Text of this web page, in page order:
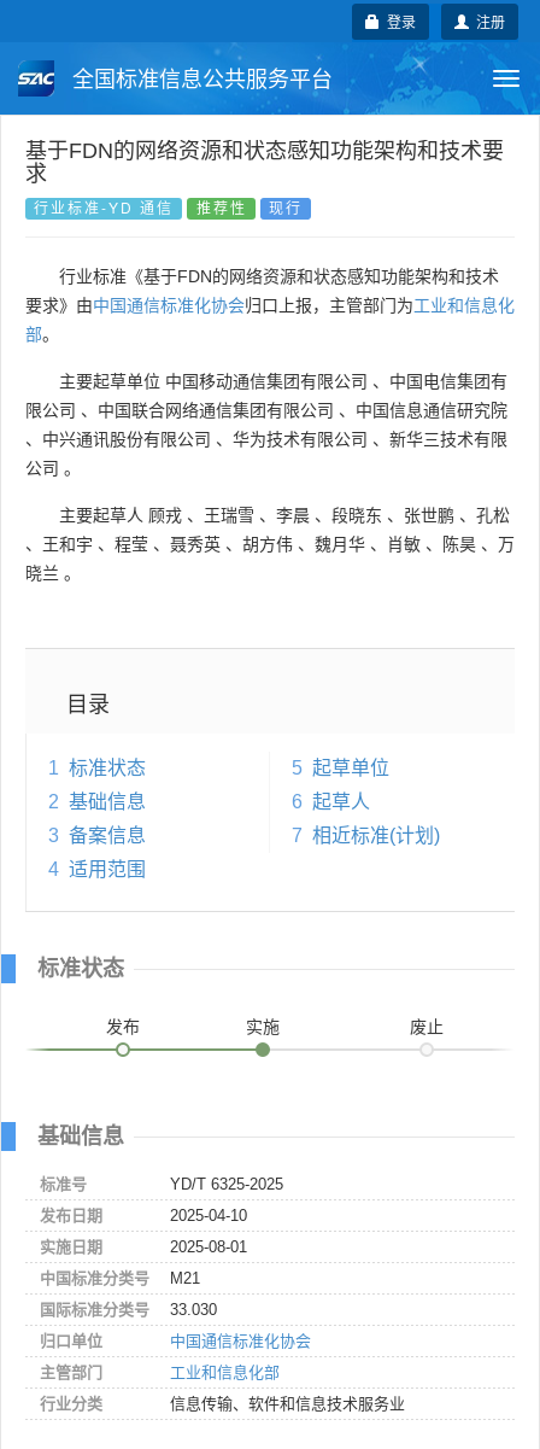
注册
登录
全国标准信息公共服务平台
国家标准 行业标准 地方标准
团体标准 企业标准
国外标准 技术委员会
基于FDN的网络资源和状态感知功能架构和技术要
求
行业标准-YD 通信 推荐性 现行
行业标准《基于FDN的网络资源和状态感知功能架构和技术
要求》由中国通信标准化协会归口上报，主管部门为工业和信息化
部。
主要起草单位 中国移动通信集团有限公司 、 中国电信集团有
限公司 、 中国联合网络通信集团有限公司 、 中国信息通信研究院
、 中兴通讯股份有限公司 、 华为技术有限公司 、 新华三技术有限
公司 。
主要起草人 顾戎 、 王瑞雪 、 李晨 、 段晓东 、 张世鹏 、 孔松
、 王和宇 、 程莹 、 聂秀英 、 胡方伟 、 魏月华 、 肖敏 、 陈昊 、 万
晓兰 。
目录
1 标准状态
2 基础信息
3 备案信息
4 适用范围
5 起草单位
6 起草人
7 相近标准(计划)
标准状态
发布 实施 废止
基础信息
标准号
YD/T 6325-2025
发布日期
2025-04-10
实施日期
2025-08-01
中国标准分类号
M21
国际标准分类号
33.030
归口单位
中国通信标准化协会
主管部门
工业和信息化部
行业分类
信息传输、软件和信息技术服务业